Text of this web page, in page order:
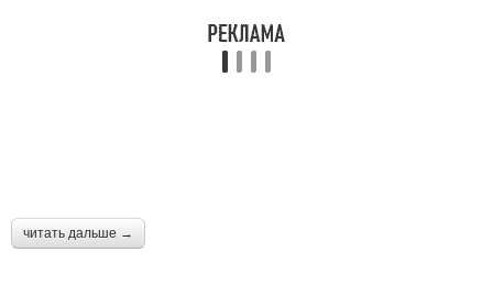
читать дальше →